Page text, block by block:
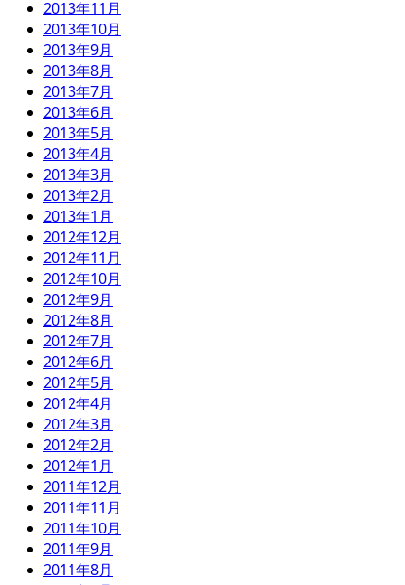
2013年11月
2013年10月
2013年9月
2013年8月
2013年7月
2013年6月
2013年5月
2013年4月
2013年3月
2013年2月
2013年1月
2012年12月
2012年11月
2012年10月
2012年9月
2012年8月
2012年7月
2012年6月
2012年5月
2012年4月
2012年3月
2012年2月
2012年1月
2011年12月
2011年11月
2011年10月
2011年9月
2011年8月